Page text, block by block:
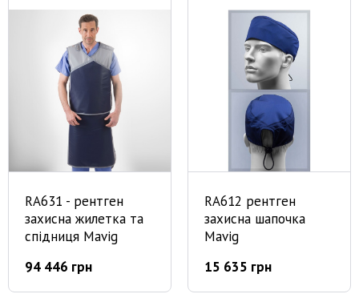
RA631 - рентген
захисна жилетка та
спідниця Mavig
94 446 грн
RA612 рентген
захисна шапочка
Mavig
15 635 грн